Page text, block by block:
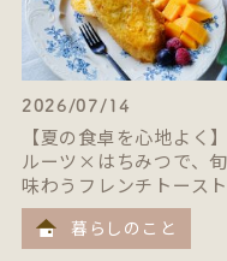
2026/07/14
【夏の食卓を心地よく
ルーツ×はちみつで、
味わうフレンチトースト
暮らしのこと